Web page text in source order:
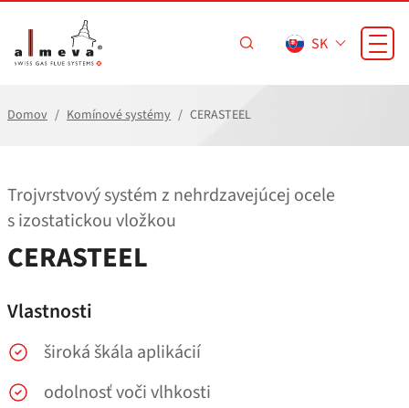
SK
Domov Komínové systémy CERASTEEL
Trojvrstvový systém z nehrdzavejúcej ocele
s izostatickou vložkou
CERASTEEL
Vlastnosti
široká škála aplikácií
odolnosť voči vlhkosti